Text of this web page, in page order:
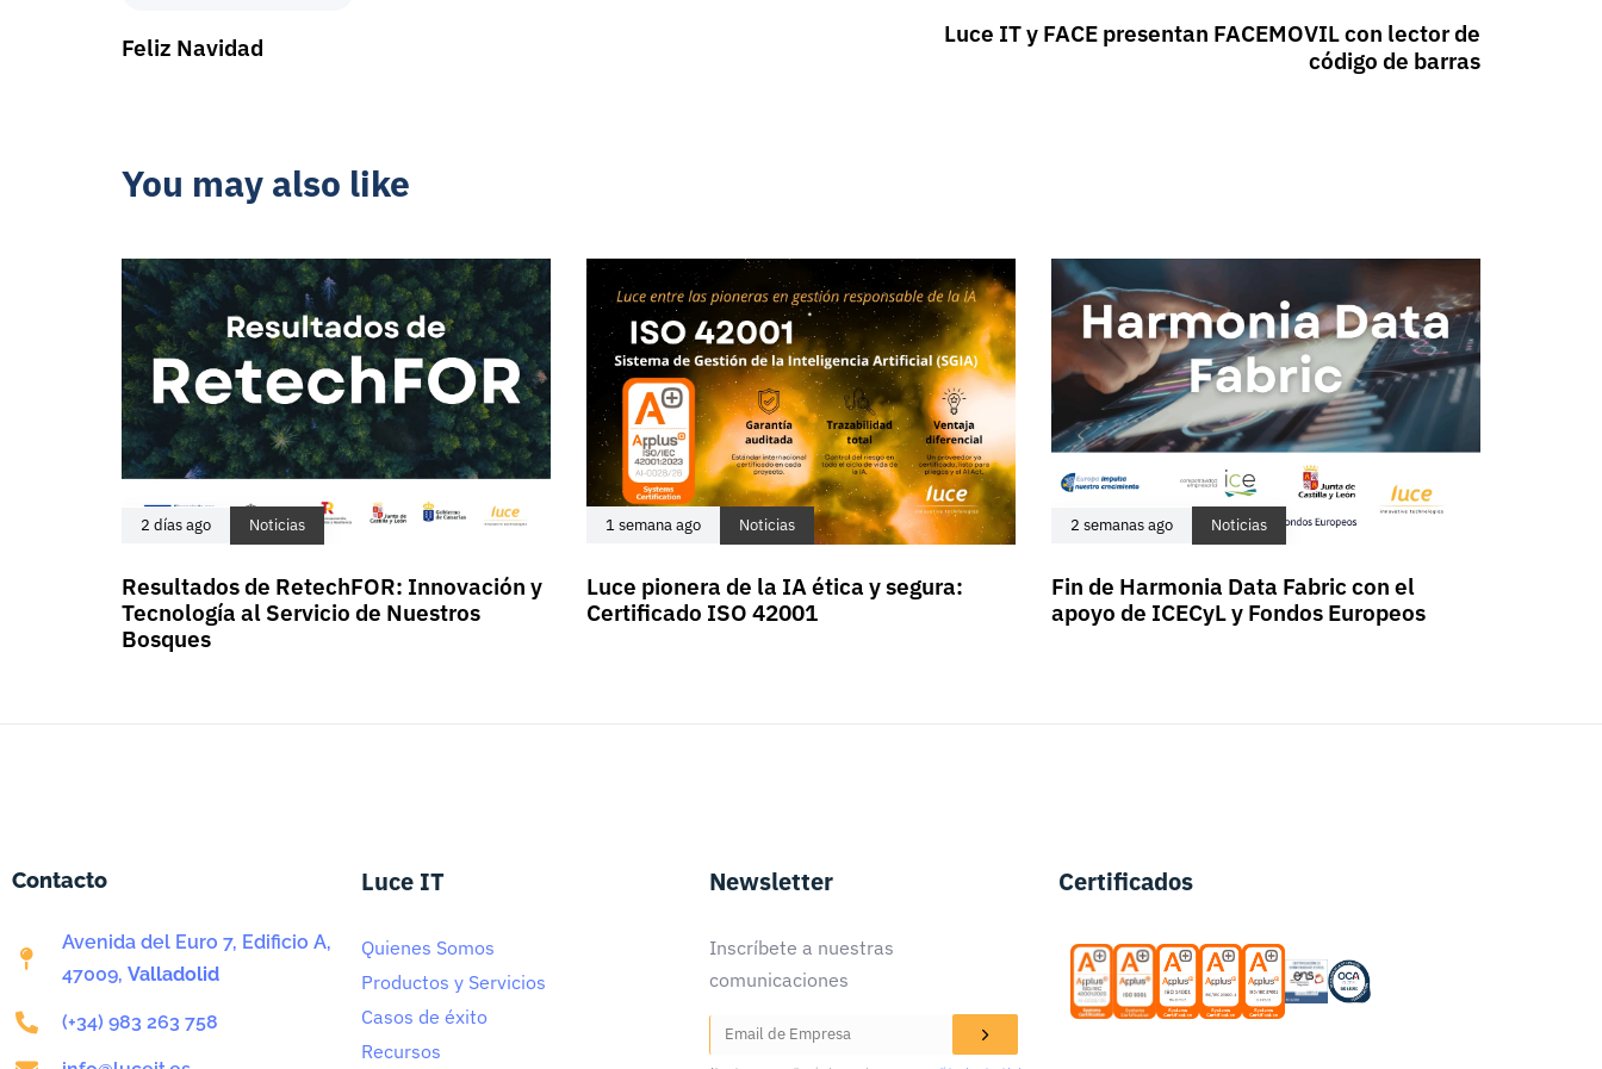
Feliz Navidad
Luce IT y FACE presentan FACEMOVIL con lector de
código de barras
You may also like
2 días ago Noticias
Resultados de RetechFOR: Innovación y
Tecnología al Servicio de Nuestros
Bosques
1 semana ago Noticias
Luce pionera de la IA ética y segura:
Certificado ISO 42001
2 semanas ago Noticias
Fin de Harmonia Data Fabric con el
apoyo de ICECyL y Fondos Europeos
Contacto
Avenida del Euro 7, Edificio A,
47009, Valladolid
(+34) 983 263 758
Luce IT
Quienes Somos
Productos y Servicios
Casos de éxito
Recursos
Newsletter
Inscríbete a nuestras
comunicaciones
Certificados